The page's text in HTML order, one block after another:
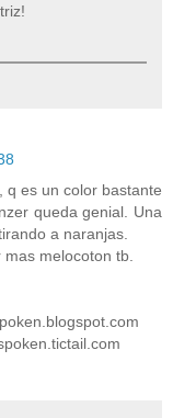
q es un color bastante
queda genial. Una
a naranjas.
melocoton tb.